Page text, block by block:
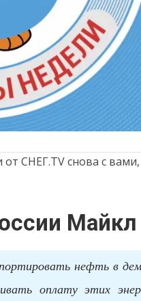
СНЕГ.TV снова с
нефть в
оплату этих